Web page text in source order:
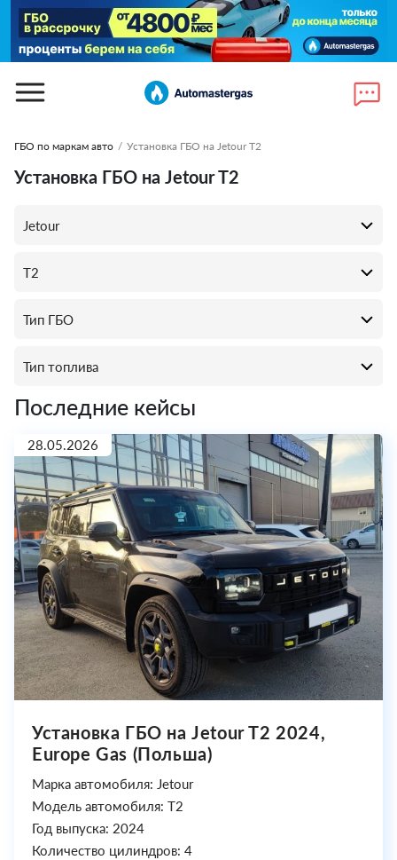
ГБО по маркам авто / Установка ГБО на Jetour T2
Установка ГБО на Jetour T2
Последние кейсы
28.05.2026
Установка ГБО на Jetour T2 2024,
Europe Gas (Польша)
Марка автомобиля: Jetour
Модель автомобиля: T2
Год выпуска: 2024
Количество цилиндров: 4